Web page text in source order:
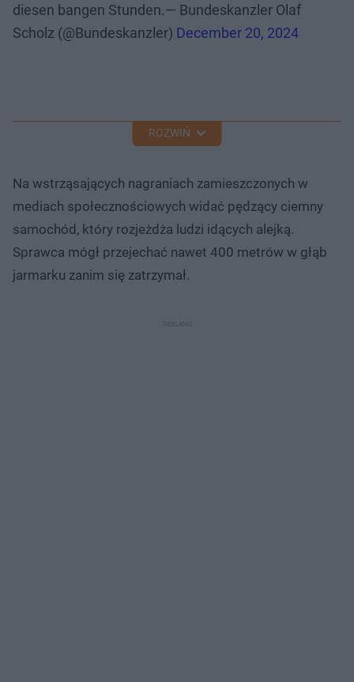
diesen bangen Stunden.— Bundeskanzler Olaf
Scholz (@Bundeskanzler) December 20, 2024
ROZWIŃ
Na wstrząsających nagraniach zamieszczonych w
mediach społecznościowych widać pędzący ciemny
samochód, który rozjeżdża ludzi idących alejką.
Sprawca mógł przejechać nawet 400 metrów w głąb
jarmarku zanim się zatrzymał.